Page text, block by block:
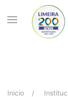
Inicio